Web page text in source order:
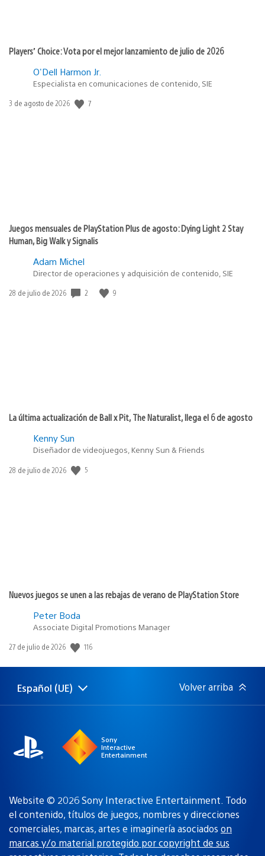
Players’ Choice: Vota por el mejor lanzamiento de julio de 2026
O'Dell Harmon Jr.
Especialista en comunicaciones de contenido, SIE
Fecha
3 de agosto de 2026 7
Juegos mensuales de PlayStation Plus de agosto: Dying Light 2 Stay
Human, Big Walk y Signalis
Adam Michel
Director de operaciones y adquisición de contenido, SIE
Fecha
28 de julio de 2026 2 9
La última actualización de Ball x Pit, The Naturalist, llega el 6 de agosto
Kenny Sun
Diseñador de videojuegos, Kenny Sun & Friends
Fecha
28 de julio de 2026 5
Nuevos juegos se unen a las rebajas de verano de PlayStation Store
Peter Boda
Associate Digital Promotions Manager
Fecha
publicación:
27 de julio de 2026 116
Selecciona
una
Región
actual:
Español (UE) Volver arriba
Sony
Interactive
Entertainment
Website © 2026 Sony Interactive Entertainment. Todo
el contenido, títulos de juegos, nombres y direcciones
comerciales, marcas, artes e imaginería asociados on
marcas y/o material protegido por copyright de sus